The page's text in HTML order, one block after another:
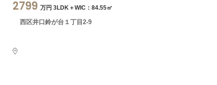
2799 万円 3LDK＋WIC：84.55㎡
西区井口鈴が台１丁目2-9